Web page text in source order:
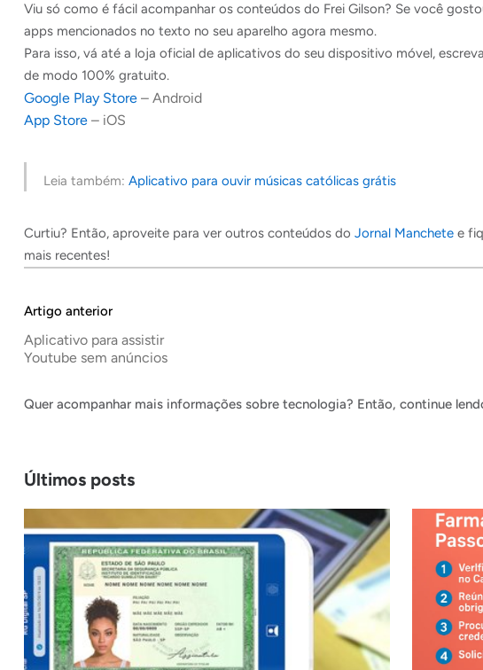
Viu só como é fácil acompanhar os conteúdos do Frei Gilson? Se você
apps mencionados no texto no seu aparelho agora mesmo.
Para isso, vá até a loja oficial de aplicativos do seu dispositivo móvel,
de modo 100% gratuito.
Google Play Store– Android
App Store– iOS
Leia também: Aplicativo para ouvir músicas católicas grátis
Curtiu? Então, aproveite para ver outros conteúdos do Jornal Manchetee
mais recentes!
Artigo anterior
Aplicativo para assistir
Youtube sem anúncios
Quer acompanhar mais informações sobre tecnologia? Então, continue
Últimos posts